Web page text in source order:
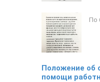
По
Положение об
помощи